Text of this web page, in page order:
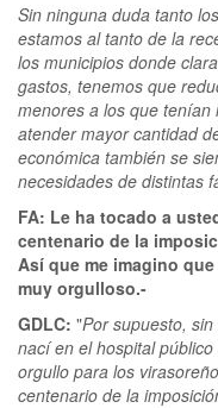
Sin ninguna duda tanto
estamos al tanto de la
los municipios donde
gastos, tenemos que
menores a los que
atender mayor cantidad
económica también se
necesidades de distintas
FA: Le ha tocado a
centenario de la
Así que me imagino
muy orgulloso.-
GDLC: "Por supuesto,
nací en el hospital
orgullo para los
centenario de la